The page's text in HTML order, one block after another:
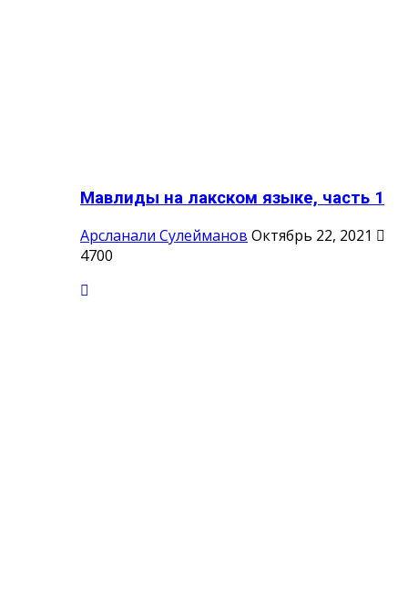
Мавлиды на лакском языке, часть 1
Арсланали Сулейманов Октябрь 22, 2021
4700